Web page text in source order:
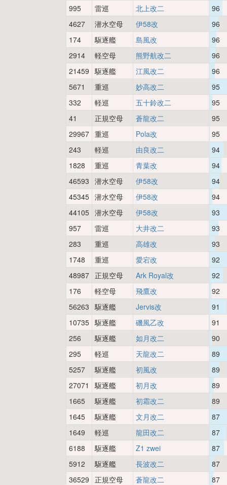
995
雷巡 北上改二
96
4627
潜水空母 伊58改
96
174
駆逐艦 島風改
96
2914
軽空母 熊野航改二
96
21459 駆逐艦 江風改二
96
5671
重巡 妙高改二
95
332
軽巡 五十鈴改二
95
41
正規空母 蒼龍改二
95
29967 重巡 Pola改
95
243
軽巡 由良改二
94
1828
重巡 青葉改
94
46593 潜水空母 伊58改
94
45345 潜水空母 伊58改
94
44105 潜水空母 伊58改
93
957
雷巡 大井改二
93
283
重巡 高雄改
93
1748
重巡 愛宕改
92
48987 正規空母 Ark Royal改
92
176
軽空母 飛鷹改
92
56263 駆逐艦 Jervis改
91
10735 駆逐艦 磯風乙改
91
256
駆逐艦 如月改二
90
295
軽巡 天龍改二
89
5257
駆逐艦 初風改
89
27071
駆逐艦 初月改
89
1665
駆逐艦 初霜改二
89
1645
駆逐艦 文月改二
87
1649
軽巡 龍田改二
87
6188
駆逐艦 Z1 zwei
87
5912
駆逐艦 長波改二
87
36529 正規空母 蒼龍改二
87